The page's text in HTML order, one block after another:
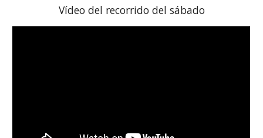
Vídeo del recorrido del sábado